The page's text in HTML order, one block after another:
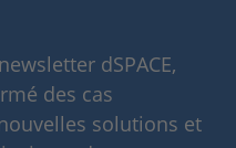
dSPACE,
des cas
solutions et